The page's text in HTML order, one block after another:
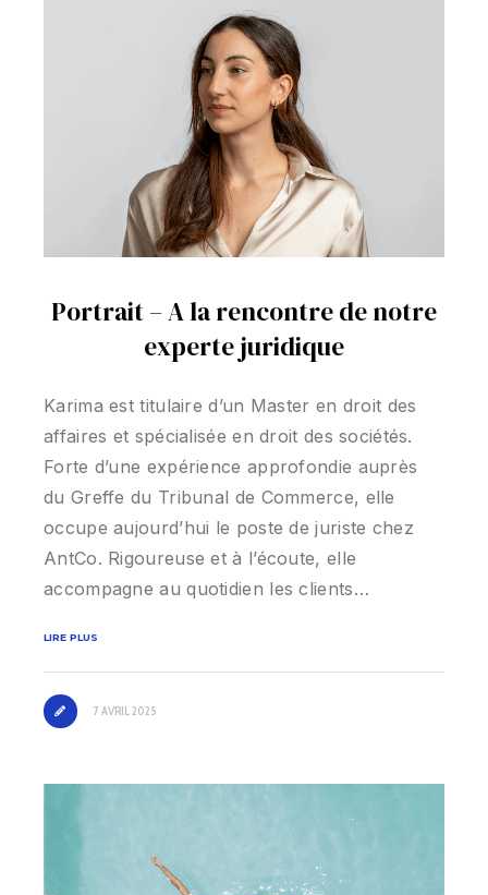
Portrait – A la rencontre de notre
experte juridique
Karima est titulaire d’un Master en droit des
affaires et spécialisée en droit des sociétés.
Forte d’une expérience approfondie auprès
du Greffe du Tribunal de Commerce, elle
occupe aujourd’hui le poste de juriste chez
AntCo. Rigoureuse et à l’écoute, elle
accompagne au quotidien les clients…
LIRE PLUS
7 AVRIL 2025